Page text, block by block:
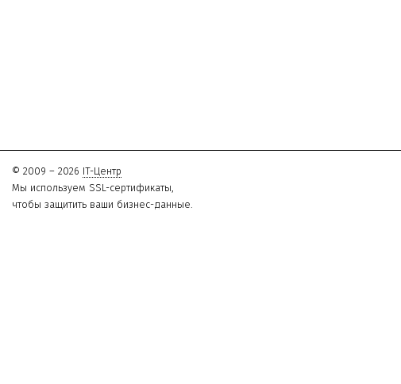
© 2009 – 2026 IT-Центр
Мы используем SSL-сертификаты,
чтобы защитить ваши бизнес-данные.